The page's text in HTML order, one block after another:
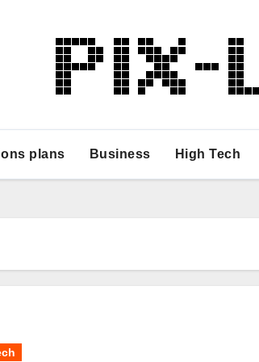
plans Business High Tech